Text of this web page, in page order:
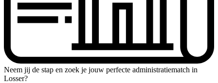
Neem jij de stap en zoek je jouw perfecte administratiematch in
Losser?